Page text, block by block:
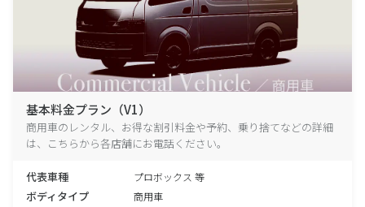
基本料金プラン（V1）
商用車のレンタル、お得な割引料金や予約、乗り捨てなどの詳細
は、こちらから各店舗にお電話ください。
代表車種 プロボックス 等
ボディタイプ 商用車